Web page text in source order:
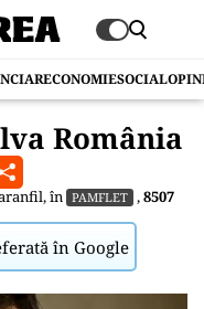
ECONOMIESOCIAL
România
, în PAMFLET ,8507
în Google